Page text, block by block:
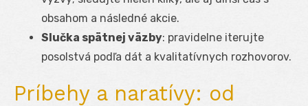
obsahom a následné akcie.
Slučka spätnej väzby: pravidelne iterujte
posolstvá podľa dát a kvalitatívnych rozhovorov.
Príbehy a naratívy: od